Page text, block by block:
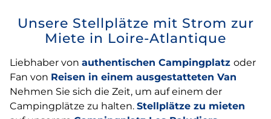
Unsere Stellplätze mit Strom zur
Miete in Loire-Atlantique
Liebhaber von authentischen Campingplatz oder
Fan von Reisen in einem ausgestatteten Van
Nehmen Sie sich die Zeit, um auf einem der
Campingplätze zu halten. Stellplätze zu mieten